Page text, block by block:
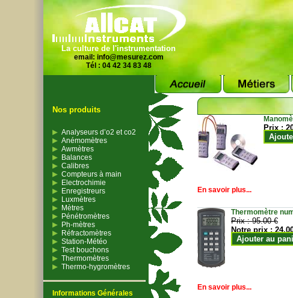
La culture de l'instrumentation
email: info@mesurez.com
Tél : 04 42 34 83 48
Nos produits
Analyseurs d’o2 et co2
Anémomètres
Awmètres
Balances
Calibres
Compteurs à main
Electrochimie
Enregistreurs
Luxmètres
Mètres
Pénétromètres
Ph-mètres
Réfractomètres
Station-Météo
Test bouchons
Thermomètres
Thermo-hygromètres
Informations Générales
Prix :
En savoir plus...
Thermomètre
Prix :95.00 €
Notre prix :
Ajouter au
En savoir plus...